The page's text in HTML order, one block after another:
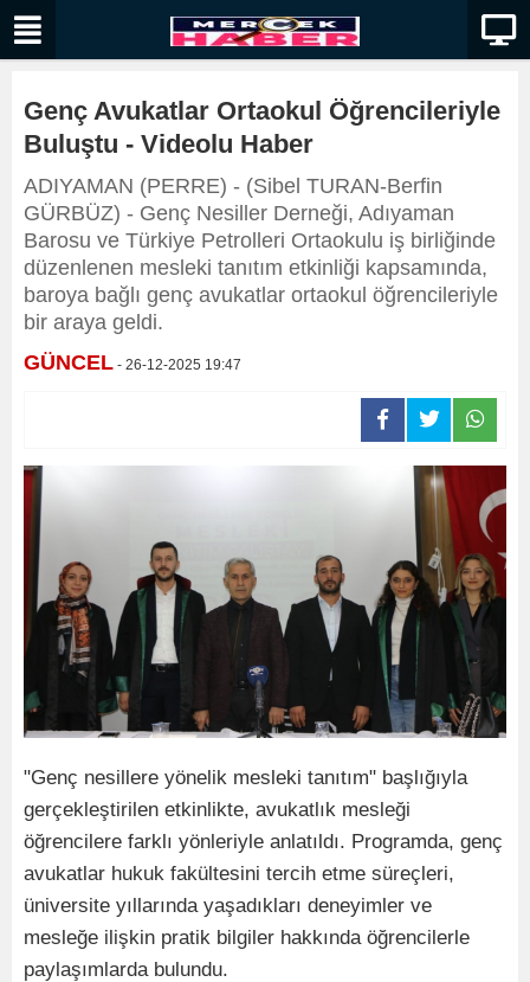
Genç Avukatlar Ortaokul Öğrencileriyle
Buluştu - Videolu Haber
ADIYAMAN (PERRE) - (Sibel TURAN-Berfin
GÜRBÜZ) - Genç Nesiller Derneği, Adıyaman
Barosu ve Türkiye Petrolleri Ortaokulu iş birliğinde
düzenlenen mesleki tanıtım etkinliği kapsamında,
baroya bağlı genç avukatlar ortaokul öğrencileriyle
bir araya geldi.
GÜNCEL - 26-12-2025 19:47
"Genç nesillere yönelik mesleki tanıtım" başlığıyla
gerçekleştirilen etkinlikte, avukatlık mesleği
öğrencilere farklı yönleriyle anlatıldı. Programda, genç
avukatlar hukuk fakültesini tercih etme süreçleri,
üniversite yıllarında yaşadıkları deneyimler ve
mesleğe ilişkin pratik bilgiler hakkında öğrencilerle
paylaşımlarda bulundu.